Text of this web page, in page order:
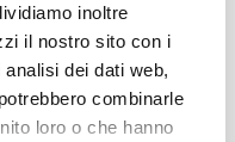
inoltre
il nostro sito con i
dei dati web,
combinarle
loro o che hanno
il Master in
porte a ruoli
valore aggiunto
e della
possono